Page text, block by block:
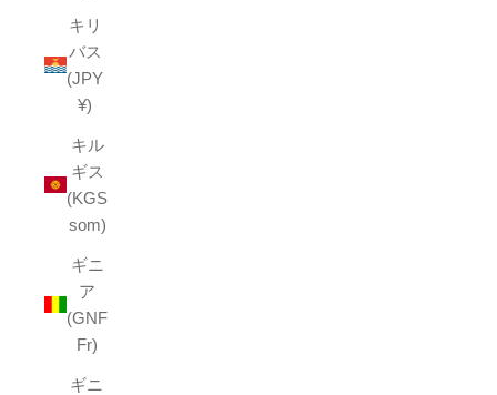
キリ
バス
(JPY
¥)
キル
ギス
(KGS
som)
ギニ
ア
(GNF
Fr)
ギニ